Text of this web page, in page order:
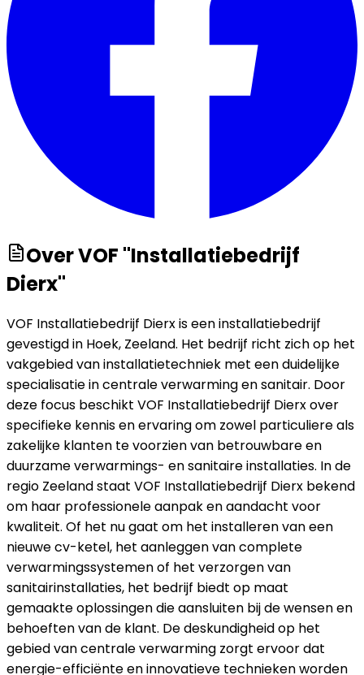
OverVOF "Installatiebedrijf
Dierx"
VOF Installatiebedrijf Dierx is een installatiebedrijf
gevestigd in Hoek, Zeeland. Het bedrijf richt zich op het
vakgebied van installatietechniek met een duidelijke
specialisatie in centrale verwarming en sanitair. Door
deze focus beschikt VOF Installatiebedrijf Dierx over
specifieke kennis en ervaring om zowel particuliere als
zakelijke klanten te voorzien van betrouwbare en
duurzame verwarmings- en sanitaire installaties. In de
regio Zeeland staat VOF Installatiebedrijf Dierx bekend
om haar professionele aanpak en aandacht voor
kwaliteit. Of het nu gaat om het installeren van een
nieuwe cv-ketel, het aanleggen van complete
verwarmingssystemen of het verzorgen van
sanitairinstallaties, het bedrijf biedt op maat
gemaakte oplossingen die aansluiten bij de wensen en
behoeften van de klant. De deskundigheid op het
gebied van centrale verwarming zorgt ervoor dat
energie-efficiënte en innovatieve technieken worden